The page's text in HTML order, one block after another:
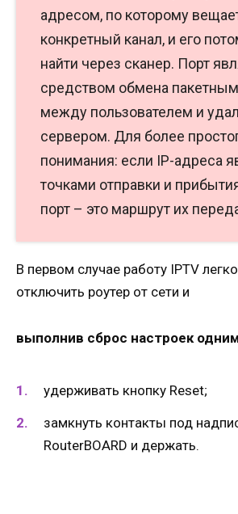
адресом, по которому
конкретный канал, и его
найти через сканер. Порт
средством обмена
между пользователем и
сервером. Для более
понимания: если IP-адреса
точками отправки и
порт – это маршрут их
В первом случае работу IPTV
отключить роутер от сети и
выполнив сброс настроек
удерживать кнопку Reset;
замкнуть контакты под
RouterBOARD и держать.